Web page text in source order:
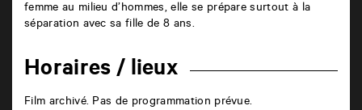
femme au milieu d’hommes, elle se prépare surtout à la
séparation avec sa fille de 8 ans.
Horaires / lieux
Film archivé. Pas de programmation prévue.